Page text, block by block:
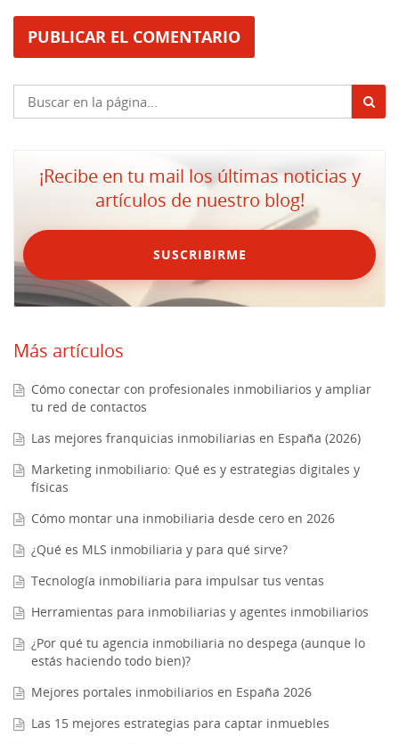
¡Recibe en tu mail los últimas noticias y
artículos de nuestro blog!
SUSCRIBIRME
Más artículos
Cómo conectar con profesionales inmobiliarios y ampliar
tu red de contactos
Las mejores franquicias inmobiliarias en España (2026)
Marketing inmobiliario: Qué es y estrategias digitales y
físicas
Cómo montar una inmobiliaria desde cero en 2026
¿Qué es MLS inmobiliaria y para qué sirve?
Tecnología inmobiliaria para impulsar tus ventas
Herramientas para inmobiliarias y agentes inmobiliarios
¿Por qué tu agencia inmobiliaria no despega (aunque lo
estás haciendo todo bien)?
Mejores portales inmobiliarios en España 2026
Las 15 mejores estrategias para captar inmuebles